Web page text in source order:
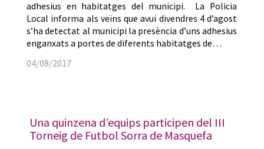
adhesius en habitatges del municipi. La Policia
Local informa als veïns que avui divendres 4 d’agost
s’ha detectat al municipi la presència d’uns adhesius
enganxats a portes de diferents habitatges de…
04/08/2017
Una quinzena d’equips participen del III
Torneig de Futbol Sorra de Masquefa